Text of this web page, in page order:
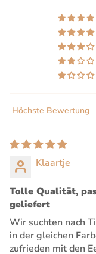
Sort by
Klaartje
Tolle Qualität,
geliefert
Wir suchten nach
in der gleichen
zufrieden mit den